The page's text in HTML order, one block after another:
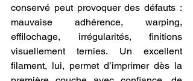
conservé peut provoquer des défauts :
mauvaise adhérence, warping,
effilochage, irrégularités, finitions
visuellement ternies. Un excellent
filament, lui, permet d’imprimer dès la